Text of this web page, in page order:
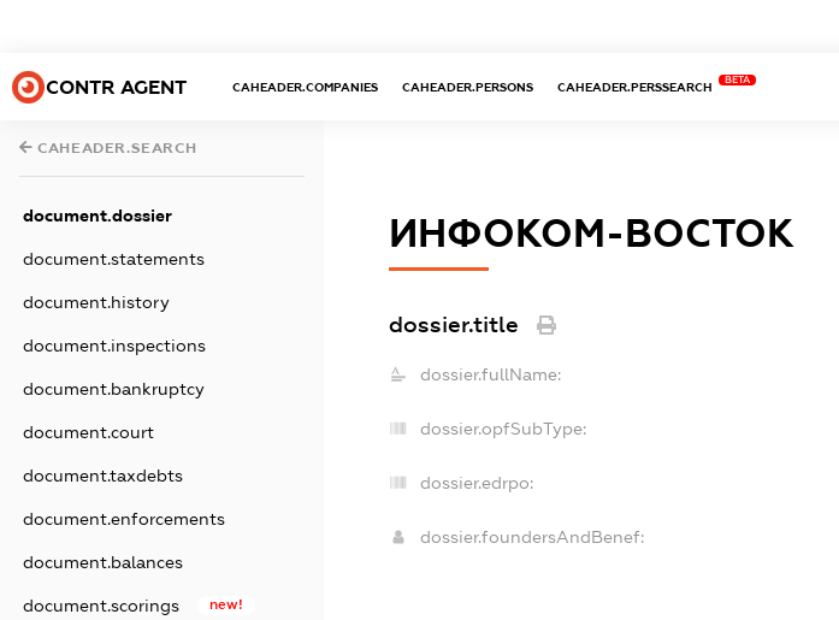
CONTR AGENT CAHEADER.COMPANIES CAHEADER.PERSONS CAHEADER.PERSSEARCH
BETA
CAHEADER.SEARCH
document.dossier
document.statements
document.history
document.inspections
document.bankruptcy
document.court
document.taxdebts
document.enforcements
document.balances
document.scorings new!
ИНФОКОМ-ВОСТОК
dossier.title
dossier.fullName:
dossier.opfSubType:
dossier.edrpo:
dossier.foundersAndBenef: